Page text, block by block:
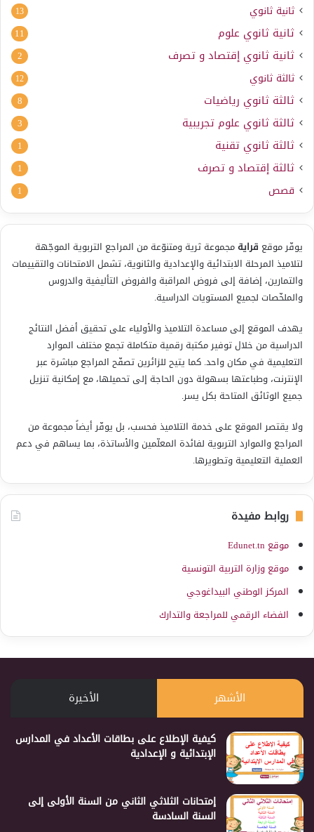
ثانية ثانوي 13
ثانية ثانوي علوم 11
ثانية ثانوي إقتصاد و تصرف 2
ثالثة ثانوي 12
ثالثة ثانوي رياضيات 8
ثالثة ثانوي علوم تجريبية 3
ثالثة ثانوي تقنية 1
ثالثة إقتصاد و تصرف 1
قصص 1
يوفّر موقع قرايةمجموعة ثرية ومتنوّعة من المراجع التربوية الموجّهة
لتلاميذ المرحلة الابتدائية والإعدادية والثانوية، تشمل الامتحانات والتقييمات
والتمارين، إضافة إلى فروض المراقبة والفروض التأليفية والدروس
والملخّصات لجميع المستويات الدراسية.
يهدف الموقع إلى مساعدة التلاميذ والأولياء على تحقيق أفضل النتائج
الدراسية من خلال توفير مكتبة رقمية متكاملة تجمع مختلف الموارد
التعليمية في مكان واحد. كما يتيح للزائرين تصفّح المراجع مباشرة عبر
الإنترنت، وطباعتها بسهولة دون الحاجة إلى تحميلها، مع إمكانية تنزيل
جميع الوثائق المتاحة بكل يسر.
ولا يقتصر الموقع على خدمة التلاميذ فحسب، بل يوفّر أيضاً مجموعة من
المراجع والموارد التربوية لفائدة المعلّمين والأساتذة، بما يساهم في دعم
العملية التعليمية وتطويرها.
روابط مفيدة
موقع Edunet.tn
موقع وزارة التربية التونسية
المركز الوطني البيداغوجي
الفضاء الرقمي للمراجعة والتدارك
الأشهر الأخيرة
كيفية الإطلاع على بطاقات الأعداد في المدارس
الإبتدائية و الإعدادية
إمتحانات الثلاثي الثاني من السنة الأولى إلى
السنة السادسة